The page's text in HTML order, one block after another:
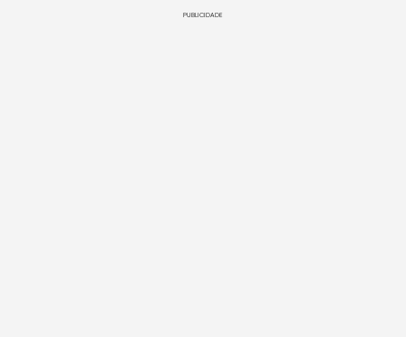
PUBLICIDADE